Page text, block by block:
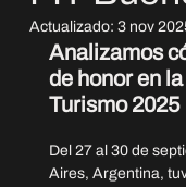
Actualizado: 3 nov
Analizamos
de honor en
Turismo 2025
Del 27 al 30 de
Aires, Argentina,